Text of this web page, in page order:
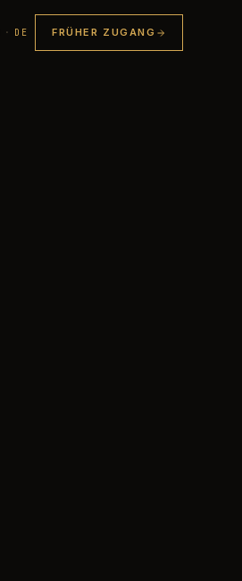
· DE FRÜHER ZUGANG